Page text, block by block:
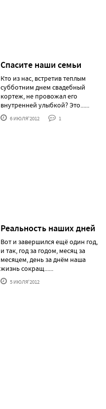
Спасите наши семьи
Кто из нас, встретив теплым
субботним днем свадебный
кортеж, не провожал его
внутренней улыбкой? Это......
6 ИЮЛЯ'2012 1
Реальность наших дней
Вот и завершился ещё один год,
и так, год за годом, месяц за
месяцем, день за днём наша
жизнь сокращ......
5 ИЮЛЯ'2012